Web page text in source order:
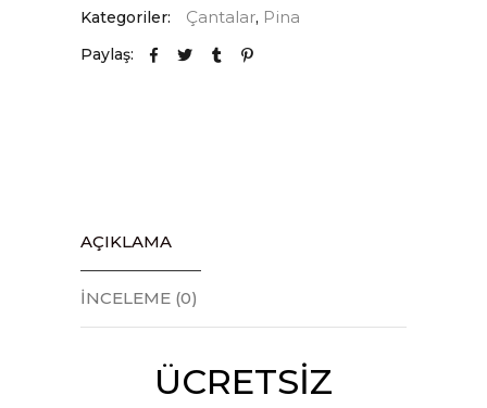
Kategoriler:
Çantalar, Pina
Paylaş:
AÇIKLAMA
İNCELEME (0)
ÜCRETSIZ